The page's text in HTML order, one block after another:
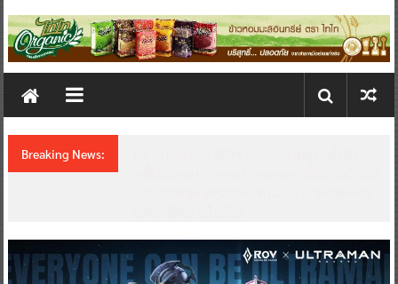
thailandinsidenew.com
Thailand
New
Breaking News: